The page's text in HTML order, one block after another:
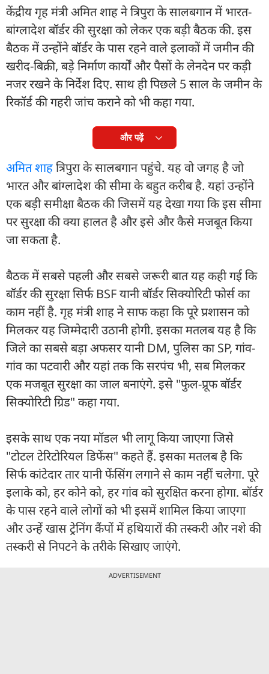
केंद्रीय गृह मंत्री अमित शाह ने त्रिपुरा के सालबगान में भारत-
बांग्लादेश बॉर्डर की सुरक्षा को लेकर एक बड़ी बैठक की. इस
बैठक में उन्होंने बॉर्डर के पास रहने वाले इलाकों में जमीन की
खरीद-बिक्री, बड़े निर्माण कार्यों और पैसों के लेनदेन पर कड़ी
नजर रखने के निर्देश दिए. साथ ही पिछले 5 साल के जमीन के
रिकॉर्ड की गहरी जांच कराने को भी कहा गया.
और पढ़ें
अमित शाहत्रिपुरा के सालबगान पहुंचे. यह वो जगह है जो
भारत और बांग्लादेश की सीमा के बहुत करीब है. यहां उन्होंने
एक बड़ी समीक्षा बैठक की जिसमें यह देखा गया कि इस सीमा
पर सुरक्षा की क्या हालत है और इसे और कैसे मजबूत किया
जा सकता है.
बैठक में सबसे पहली और सबसे जरूरी बात यह कही गई कि
बॉर्डर की सुरक्षा सिर्फ BSF यानी बॉर्डर सिक्योरिटी फोर्स का
काम नहीं है. गृह मंत्री शाह ने साफ कहा कि पूरे प्रशासन को
मिलकर यह जिम्मेदारी उठानी होगी. इसका मतलब यह है कि
जिले का सबसे बड़ा अफसर यानी DM, पुलिस का SP, गांव-
गांव का पटवारी और यहां तक कि सरपंच भी, सब मिलकर
एक मजबूत सुरक्षा का जाल बनाएंगे. इसे "फुल-प्रूफ बॉर्डर
सिक्योरिटी ग्रिड" कहा गया.
इसके साथ एक नया मॉडल भी लागू किया जाएगा जिसे
"टोटल टेरिटोरियल डिफेंस" कहते हैं. इसका मतलब है कि
सिर्फ कांटेदार तार यानी फेंसिंग लगाने से काम नहीं चलेगा. पूरे
इलाके को, हर कोने को, हर गांव को सुरक्षित करना होगा. बॉर्डर
के पास रहने वाले लोगों को भी इसमें शामिल किया जाएगा
और उन्हें खास ट्रेनिंग कैंपों में हथियारों की तस्करी और नशे की
तस्करी से निपटने के तरीके सिखाए जाएंगे.
ADVERTISEMENT